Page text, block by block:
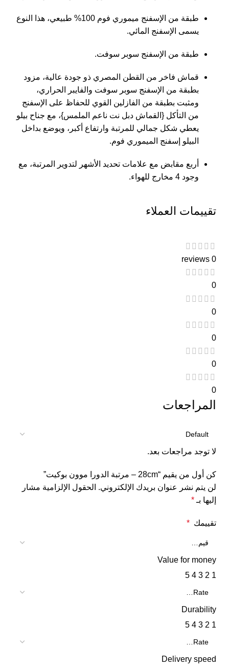
طبقة من الإسفنج ميموري فوم 100% طبيعي، هذا النوع
يسمى الإسفنج المائي.
طبقة من الإسفنج سوبر سوفت.
قماش فاخر من القطن المصري ذو جودة عالية، مزود
بطبقة من الإسفنج سوبر سوفت والفايبر الحراري،
ومثبت بطبقة من الفازلين القوي للحفاظ على الإسفنج
من التأكل {القماش دبل نت ناعم الملمس}، مع جناح بيلو
يعطي شكل جمالي للمرتبة وارتفاع أكبر، ويوضع بداخل
البيلو إسفنج الميموري فوم.
أربع مقابض مع علامات تحديد الأشهر لتدوير المرتبة، مع
وجود 4 مخارج للهواء.
تقييمات العملاء
0 reviews
0
0
0
0
0
المراجعات
لا توجد مراجعات بعد.
كن أول من يقيم “28cm – مرتبة الدورا موون بوكيت”
لن يتم نشر عنوان بريدك الإلكتروني. الحقول الإلزامية مشار
إليها بـ*
تقييمك *
Value for money
1
2
3
4
5
Durability
1
2
3
4
5
Delivery speed